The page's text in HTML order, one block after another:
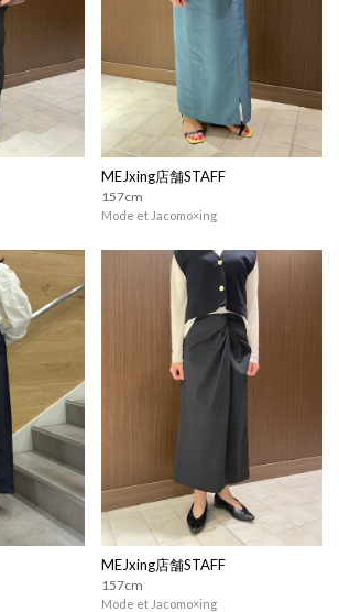
MEJxing店舗STAFF
157cm
Mode et Jacomo×ing
MEJxing店舗STAFF
157cm
Mode et Jacomo×ing